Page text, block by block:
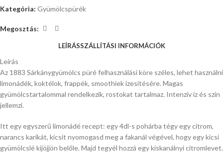
Kategória: Gyümölcspürék
Megosztás:
LEÍRÁSSZÁLLÍTÁSI INFORMÁCIÓK
Leírás
Az 1883 Sárkánygyümölcs püré felhasználási köre széles, lehet használni
limonádék, koktélok, frappék, smoothiek ízesítésére. Magas
gyümölcstartalommal rendelkezik, rostokat tartalmaz. Intenzív íz és szín
jellemzi.
Itt egy egyszerű limonádé recept: egy 4dl-s pohárba tégy egy citrom,
narancs karikát, kicsit nyomogasd meg a fakanál végével, hogy egy kicsi
gyümölcslé kijöjjön belőle. Majd tegyél hozzá egy kiskanálnyi citromlevet.